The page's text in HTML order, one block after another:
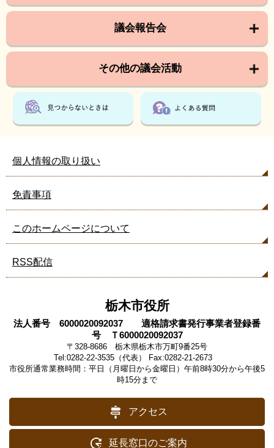
議会報告会
その他の議会活動
個人情報の取り扱い
免責事項
このホームページについて
RSS配信
栃木市役所
法人番号 6000020092037 適格請求書発行事業者登録番
号 Ｔ6000020092037
〒328-8686 栃木県栃木市万町9番25号
Tel:0282-22-3535（代表） Fax:0282-21-2673
市役所通常業務時間：平日（月曜日から金曜日）午前8時30分から午後5
時15分まで
アクセス
延長窓口のご案内